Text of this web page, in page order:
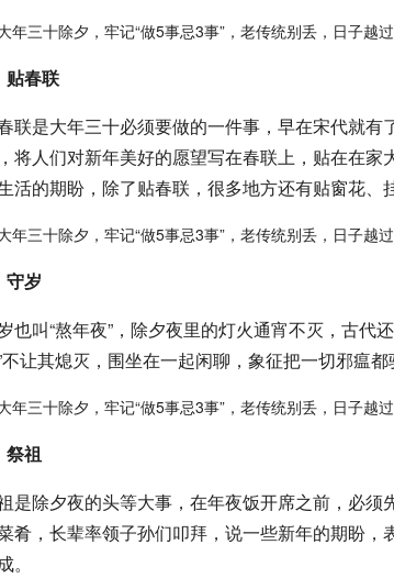
贴春联
联是大年三十必须要做的一件事，早在宋代就有
将人们对新年美好的愿望写在春联上，贴在在
活的期盼，除了贴春联，很多地方还有贴窗花、
守岁
也叫“熬年夜”，除夕夜里的灯火通宵不灭，古代
不让其熄灭，围坐在一起闲聊，象征把一切邪瘟都
祭祖
是除夕夜的头等大事，在年夜饭开席之前，必
肴，长辈率领子孙们叩拜，说一些新年的期盼，
。